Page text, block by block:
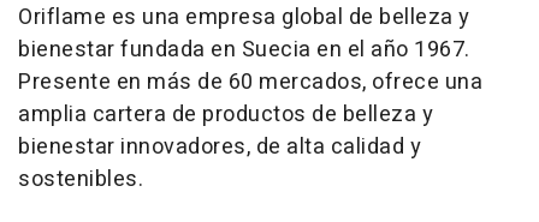
Oriflame es una empresa global de belleza y
bienestar fundada en Suecia en el año 1967.
Presente en más de 60 mercados, ofrece una
amplia cartera de productos de belleza y
bienestar innovadores, de alta calidad y
sostenibles.